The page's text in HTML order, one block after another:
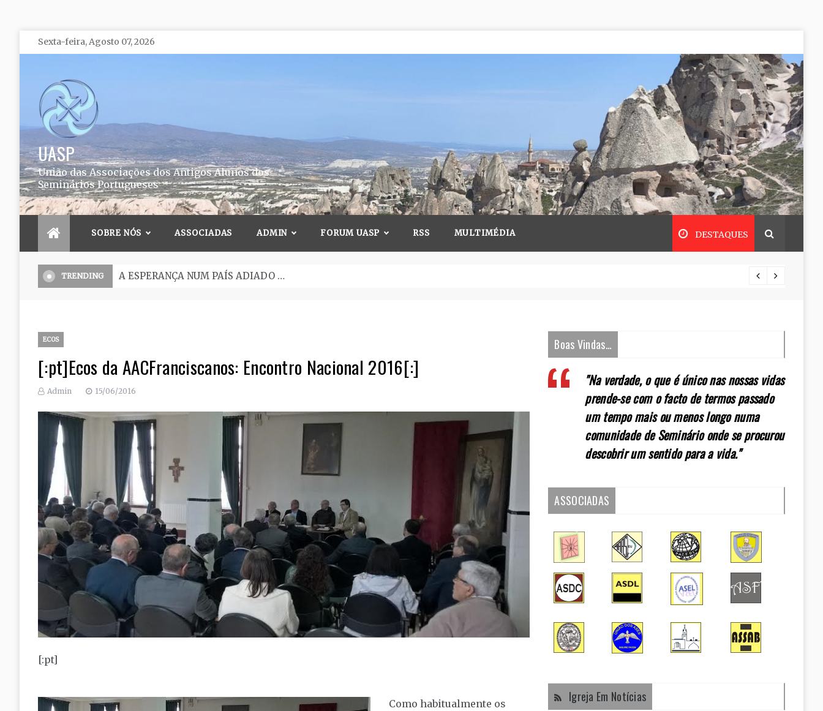
Skip
to
Sexta-feira, Agosto 07, 2026
UASP
União das Associações dos Antigos Alunos dos
Seminários Portugueses
SOBRE NÓS ASSOCIADAS ADMIN FORUM UASP RSS MULTIMÉDIA DESTAQUES
TRENDING O Seminário, uma grande escola de formação.
ECOS
[:pt]Ecos da AACFranciscanos: Encontro Nacional 2016[:]
Admin 15/06/2016
[:pt]
Como habitualmente os
Boas Vindas…
"Na verdade, o que é único nas nossas vidas
prende-se com o facto de termos passado
um tempo mais ou menos longo numa
comunidade de Seminário onde se procurou
descobrir um sentido para a vida."
ASSOCIADAS
Igreja Em Notícias